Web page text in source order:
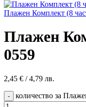
Плажен Комплект (8
Плажен
0559
2,45 € / 4,79 лв.
количество за